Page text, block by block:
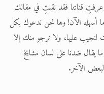
قناتنا فقد نقلتِ في مقالك
أسهله الآن! وها نحن ندعوك بكل
لنجيب عليها، ولا نرجو منك إلا
يقال ضدنا على لسان مشايخ
الآخر.